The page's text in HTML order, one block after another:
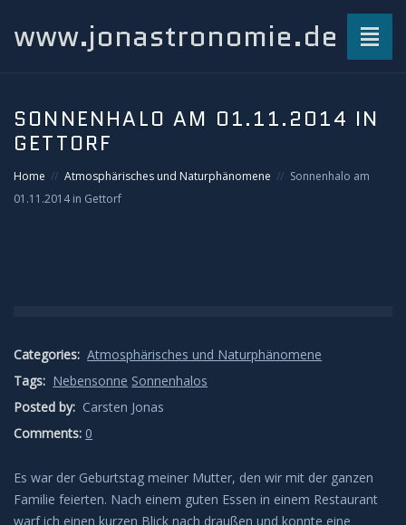
www.jonastronomie.de
Beiträge
Atmosphärisches und Naturphänomene
Kondensstreifenschatten
Leuchtende Nachtwolken
Lichtsäulen
SONNENHALO AM 01.11.2014 IN
GETTORF
Home Atmosphärisches und Naturphänomene
Sonnenhalo am
01.11.2014 in Gettorf
Categories: Atmosphärisches und Naturphänomene
Tags: Nebensonne Sonnenhalos
Posted by: Carsten Jonas
Comments: 0
Es war der Geburtstag meiner Mutter, den wir mit der ganzen
Familie feierten. Nach einem guten Essen in einem Restaurant
warf ich einen kurzen Blick nach draußen und konnte eine